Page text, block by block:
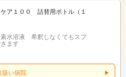
ア１００ 詰替用ボトル（１
素水溶液 希釈しなくてもスプ
ます
扱い病院